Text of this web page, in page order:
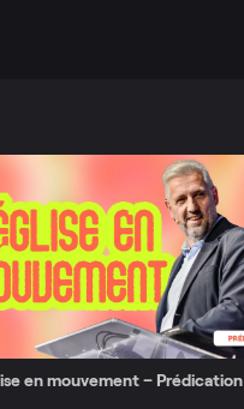
en mouvement – Prédication